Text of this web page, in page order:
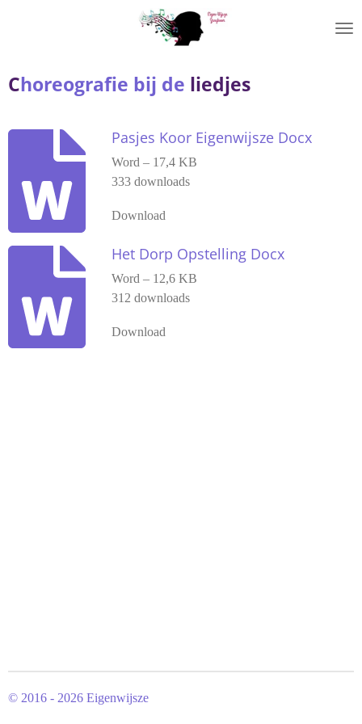
de
hoofdinhoud
Choreografie bij de liedjes
Pasjes Koor Eigenwijsze Docx
Word – 17,4 KB
333 downloads
Download
Het Dorp Opstelling Docx
Word – 12,6 KB
312 downloads
Download
© 2016 - 2026 Eigenwijsze